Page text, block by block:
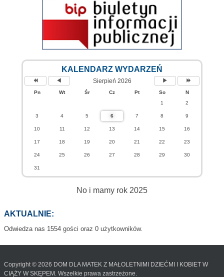
KALENDARZ WYDARZEŃ
Sierpień 2026
Pn Wt Śr Cz Pt So
N
1
2
3 4 5 6 7 8 9
10 11 12 13 14 15 16
17 18 19 20 21 22 23
24 25 26 27 28 29 30
31
No i mamy rok 2025
AKTUALNIE:
Odwiedza nas 1554 gości oraz 0 użytkowników.
Copyright © 2026 DOM DLA MATEK Z MAŁOLETNIMI DZIEĆMI I KOBIET W
CIĄŻY W SKĘPEM. Wszelkie prawa zastrzeżone.